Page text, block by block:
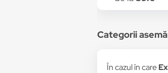
Categorii
În cazul în care